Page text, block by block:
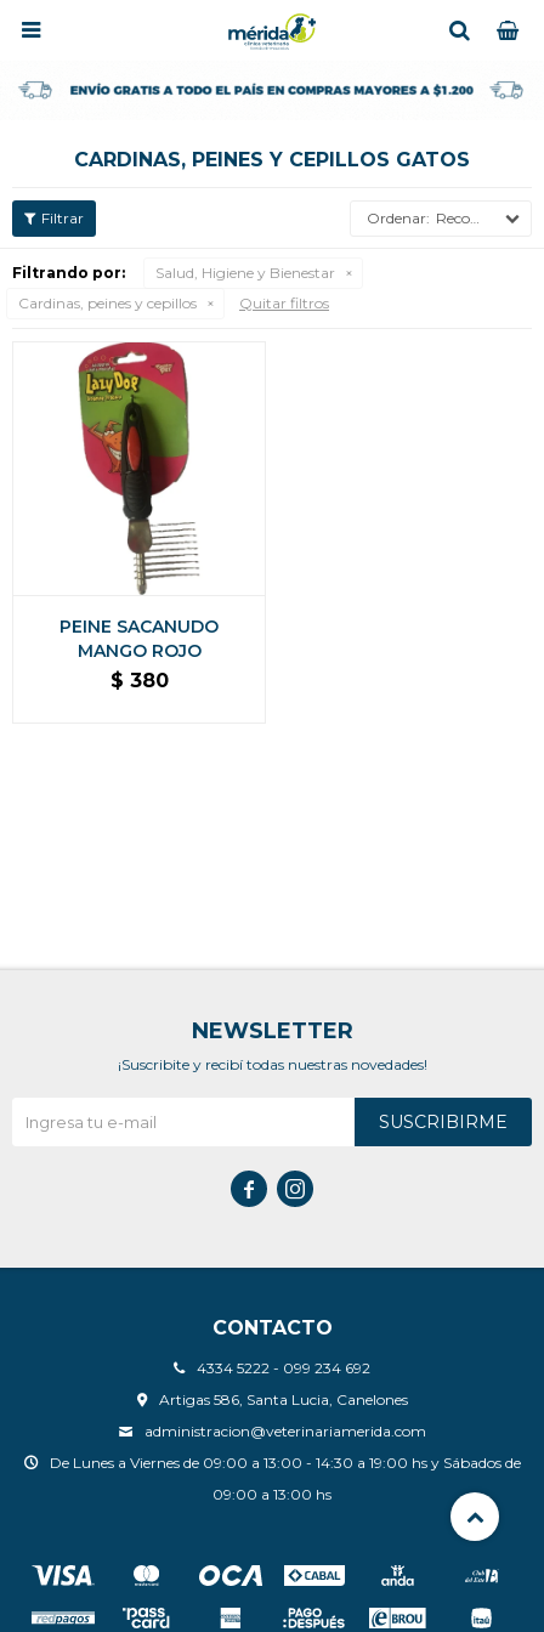

CARDINAS, PEINES Y CEPILLOS GATOS
Recomendados
Filtrando por:
Salud, Higiene y Bienestar
Cardinas, peines y cepillos
Quitar filtros
PEINE SACANUDO
MANGO ROJO
$ 380
CONTACTO
4334 5222 - 099 234 692
Artigas 586, Santa Lucia, Canelones
administracion@veterinariamerida.com
De Lunes a Viernes de 09:00 a 13:00 - 14:30 a 19:00 hs y Sábados de
09:00 a 13:00 hs
NEWSLETTER
¡Suscribite y recibí todas nuestras novedades!
SUSCRIBIRME
 